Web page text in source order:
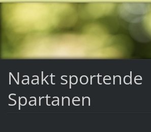
Naakt sportende
Spartanen